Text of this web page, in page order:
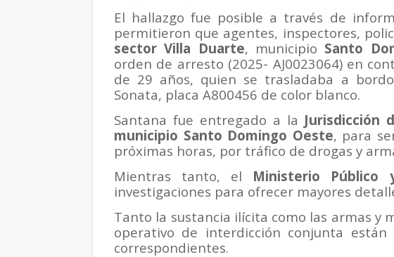
El hallazgo fue posible a través de
permitieron que agentes, inspectores,
sector Villa Duarte, municipio Santo
orden de arresto (2025- AJ0023064) en
de 29 años, quien se trasladaba a
Sonata, placa A800456 de color blanco.
Santana fue entregado a la Jurisdicción
municipio Santo Domingo Oeste, para
próximas horas, por tráfico de drogas y
Mientras tanto, el Ministerio Público
investigaciones para ofrecer mayores
Tanto la sustancia ilícita como las armas y
operativo de interdicción conjunta
correspondientes.